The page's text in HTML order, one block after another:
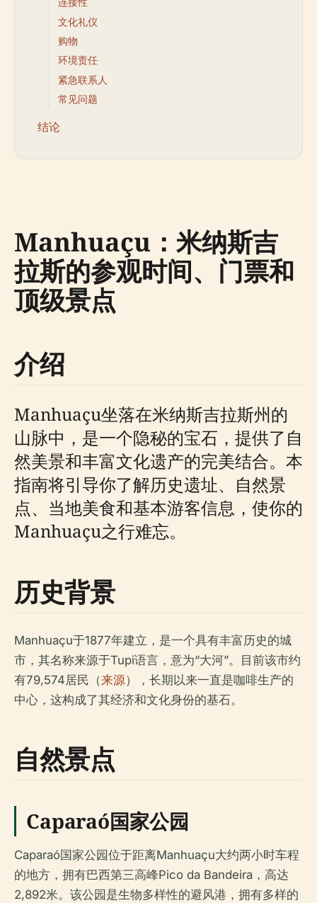
文化礼仪
购物
环境责任
紧急联系人
常见问题
结论
Manhuaçu：米纳斯吉
拉斯的参观时间、门票和
顶级景点
介绍
Manhuaçu坐落在米纳斯吉拉斯州的
山脉中，是一个隐秘的宝石，提供了自
然美景和丰富文化遗产的完美结合。本
指南将引导你了解历史遗址、自然景
点、当地美食和基本游客信息，使你的
Manhuaçu之行难忘。
历史背景
Manhuaçu于1877年建立，是一个具有丰富历史的城
市，其名称来源于Tupi语言，意为“大河”。目前该市约
有79,574居民（来源），长期以来一直是咖啡生产的
中心，这构成了其经济和文化身份的基石。
自然景点
Caparaó国家公园
Caparaó国家公园位于距离Manhuaçu大约两小时车程
的地方，拥有巴西第三高峰Pico da Bandeira，高达
2,892米。该公园是生物多样性的避风港，拥有多样的